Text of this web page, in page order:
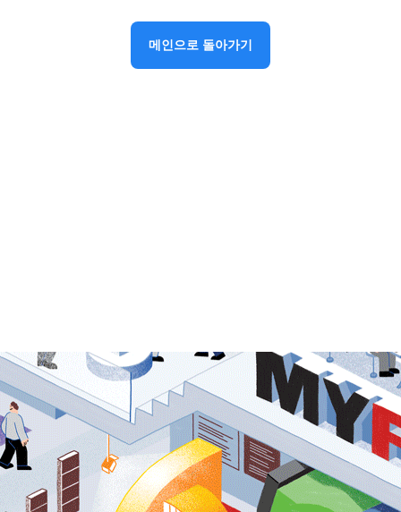
메인으로 돌아가기